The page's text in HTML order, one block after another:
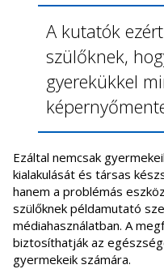
A kutatók
szülőknek,
gyerekükkel
Ezáltal nemcsak
kialakulását és társas
hanem a problémás
szülőknek példamutató
médiahasználatban. A
biztosíthatják az
gyermekeik számára.